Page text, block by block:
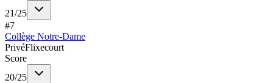
21/25
#7
Collège Notre-Dame
PrivéFlixecourt
Score
20/25